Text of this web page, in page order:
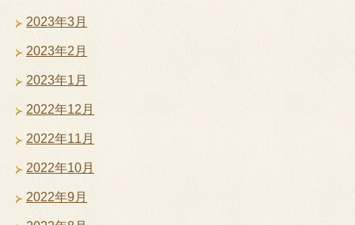
2023年3月
2023年2月
2023年1月
2022年12月
2022年11月
2022年10月
2022年9月